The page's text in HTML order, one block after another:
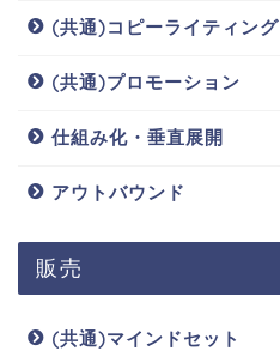
(共通)コピーライティング
(共通)プロモーション
仕組み化・垂直展開
アウトバウンド
販売
(共通)マインドセット